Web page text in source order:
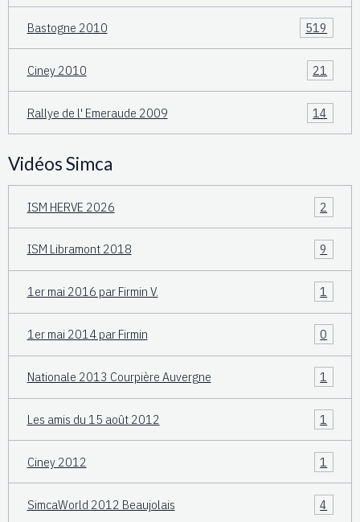
Bastogne 2010 519
Ciney 2010 21
Rallye de l' Emeraude 2009 14
Vidéos Simca
ISM HERVE 2026 2
ISM Libramont 2018 9
1er mai 2016 par Firmin V. 1
1er mai 2014 par Firmin 0
Nationale 2013 Courpière Auvergne 1
Les amis du 15 août 2012 1
Ciney 2012 1
SimcaWorld 2012 Beaujolais 4